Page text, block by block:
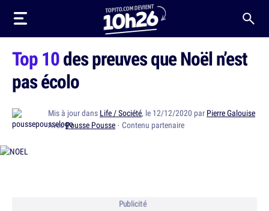
Top 10des preuves que Noël n’est
pas écolo
Mis à jour dans Life / Société, le 12/12/2020 par Pierre Galouise
AvecPousse Pousse · Contenu partenaire
Publicité